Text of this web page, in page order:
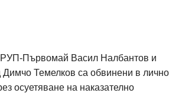
РУП-Първомай Васил Налбантов и
Темелков са обвинени в лично
осуетяване на наказателно